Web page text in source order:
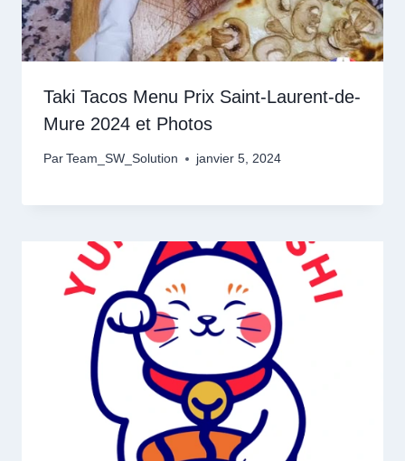
Taki Tacos Menu Prix Saint-Laurent-de-
Mure 2024 et Photos
Par Team_SW_Solution janvier 5, 2024